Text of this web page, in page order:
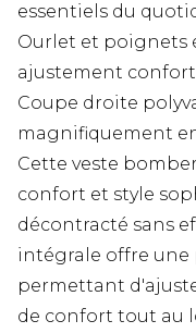
essentiels du
Ourlet et poignets
ajustement
Coupe droite
magnifiquement
Cette veste
confort et style
décontracté sans
intégrale offre une
permettant
de confort tout au